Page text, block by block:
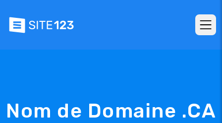
Nom de Domaine .CA